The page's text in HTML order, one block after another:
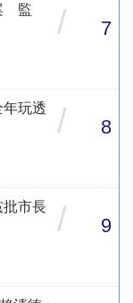
監
/ 7
玩透
/ 8
市長
/ 9